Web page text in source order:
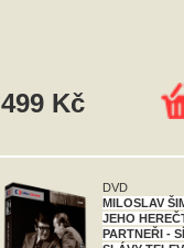
499 Kč
DVD
MILOSLAV
JEHO
PARTNEŘI -